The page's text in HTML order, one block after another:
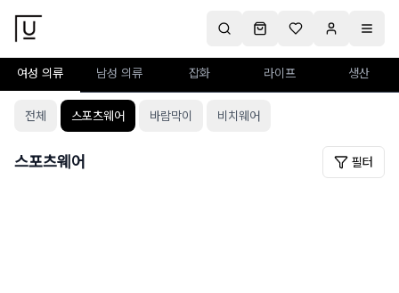
여성 의류 남성 의류 잡화 라이프 생산
전체 스포츠웨어 바람막이 비치웨어
스포츠웨어 필터